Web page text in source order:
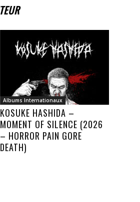
Albums Internationaux
KOSUKE HASHIDA –
MOMENT OF SILENCE (2026
– HORROR PAIN GORE
DEATH)